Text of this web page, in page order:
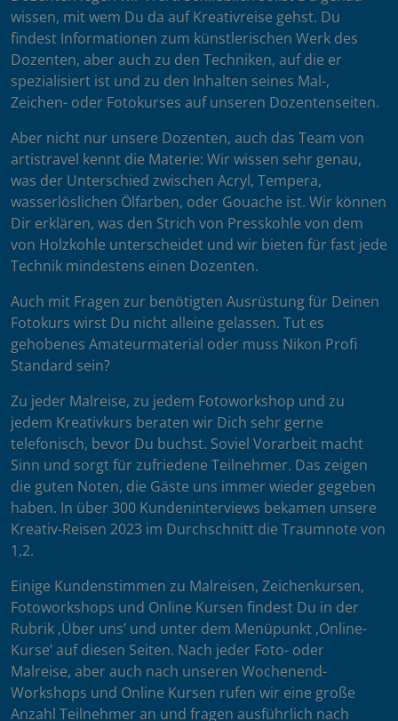
wissen, mit wem Du da auf Kreativreise gehst. Du
findest Informationen zum künstlerischen Werk des
Dozenten, aber auch zu den Techniken, auf die er
spezialisiert ist und zu den Inhalten seines Mal-,
Zeichen- oder Fotokurses auf unseren Dozentenseiten.
Aber nicht nur unsere Dozenten, auch das Team von
artistravel kennt die Materie: Wir wissen sehr genau,
was der Unterschied zwischen Acryl, Tempera,
wasserlöslichen Ölfarben, oder Gouache ist. Wir können
Dir erklären, was den Strich von Presskohle von dem
von Holzkohle unterscheidet und wir bieten für fast jede
Technik mindestens einen Dozenten.
Auch mit Fragen zur benötigten Ausrüstung für Deinen
Fotokurs wirst Du nicht alleine gelassen. Tut es
gehobenes Amateurmaterial oder muss Nikon Profi
Standard sein?
Zu jeder Malreise, zu jedem Fotoworkshop und zu
jedem Kreativkurs beraten wir Dich sehr gerne
telefonisch, bevor Du buchst. Soviel Vorarbeit macht
Sinn und sorgt für zufriedene Teilnehmer. Das zeigen
die guten Noten, die Gäste uns immer wieder gegeben
haben. In über 300 Kundeninterviews bekamen unsere
Kreativ-Reisen 2023 im Durchschnitt die Traumnote von
1,2.
Einige Kundenstimmen zu Malreisen, Zeichenkursen,
Fotoworkshops und Online Kursen findest Du in der
Rubrik ‚Über uns’ und unter dem Menüpunkt ‚Online-
Kurse’ auf diesen Seiten. Nach jeder Foto- oder
Malreise, aber auch nach unseren Wochenend-
Workshops und Online Kursen rufen wir eine große
Anzahl Teilnehmer an und fragen ausführlich nach